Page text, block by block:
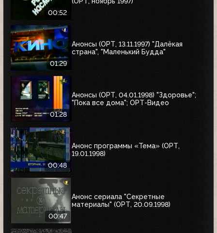
00:52
01:29
Анонсы (ОРТ, 13.11.1997) "Далёкая
страна", "Маленький Будда"
01:28
Анонсы (ОРТ, 04.01.1998) "Здоровье";
"Пока все дома"; ОРТ-Видео
00:48
Анонс программы «Тема» (ОРТ,
19.01.1998)
00:47
Анонс сериала "Секретные
материалы" (ОРТ, 20.09.1998)